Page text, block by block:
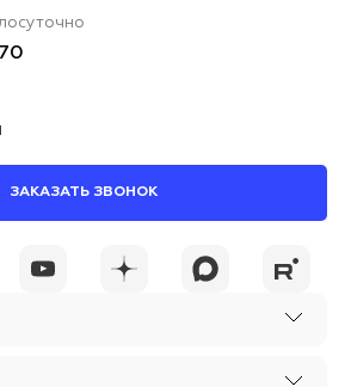
Ваш комментарий*
КОММЕНТАРИЙ
ЗАКАЗАТЬ ЗВОНОК